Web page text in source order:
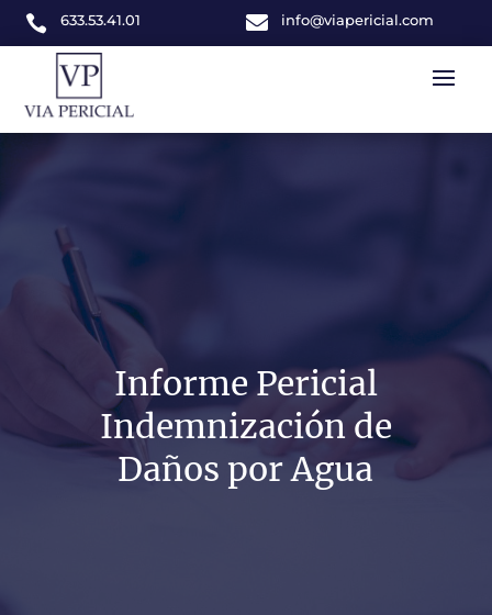
 633.53.41.01  info@viapericial.com
Informe Pericial
Indemnización de
Daños por Agua